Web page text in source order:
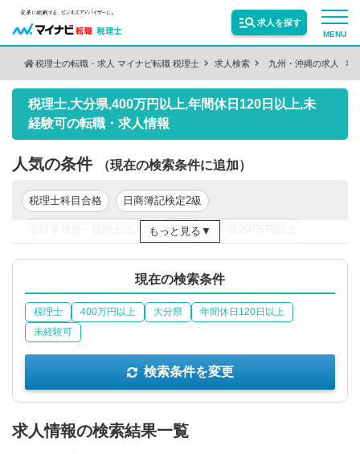
MENU
求人を探す
サービス紹介
転職お役立ち情報
業界情報
税理士の転職・求人 マイナビ転職 税理士 求人検索 九州・沖縄の求人
税理士,大分県,400万円以上,年間休日120日以上,未
経験可の転職・求人情報
人気の条件 （現在の検索条件に追加）
税理士科目合格 日商簿記検定2級
新卒可
年収300万円以上 年収500万円以上 東京都 関東
もっと見る
求人情報の検索結果一覧
現在の検索条件
税理士 400万円以上 大分県
年間休日120日以上
未経験可
検索条件を変更
保有資格
勤務地 絞り込む
年収を選択